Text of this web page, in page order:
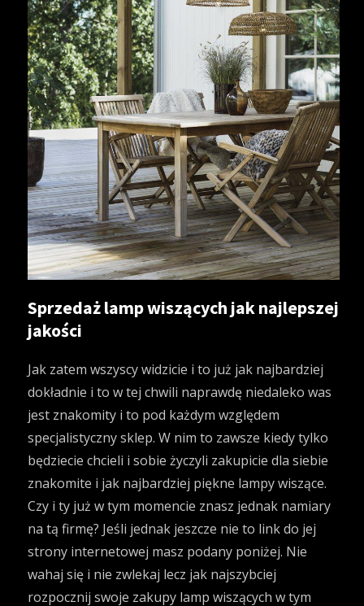
Sprzedaż lamp wiszących jak najlepszej
jakości
Jak zatem wszyscy widzicie i to już jak najbardziej
dokładnie i to w tej chwili naprawdę niedaleko was
jest znakomity i to pod każdym względem
specjalistyczny sklep. W nim to zawsze kiedy tylko
będziecie chcieli i sobie życzyli zakupicie dla siebie
znakomite i jak najbardziej piękne lampy wiszące.
Czy i ty już w tym momencie znasz jednak namiary
na tą firmę? Jeśli jednak jeszcze nie to link do jej
strony internetowej masz podany poniżej. Nie
wahaj się i nie zwlekaj lecz jak najszybciej
rozpocznij swoje zakupy lamp wiszących w tym